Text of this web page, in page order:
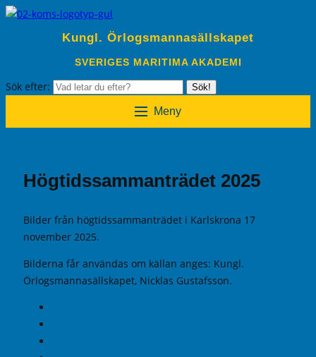
Kungl. Örlogsmannasällskapet
SVERIGES MARITIMA AKADEMI
Sök efter: Sök!
Meny
Högtidssammanträdet 2025
Bilder från högtidssammanträdet i Karlskrona 17
november 2025.
Bilderna får användas om källan anges: Kungl.
Örlogsmannasällskapet, Nicklas Gustafsson.